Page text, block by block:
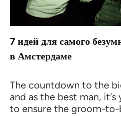
7 идей для самого
в Амстердаме
The countdown to the
and as the best man,
to ensure the groom-to-